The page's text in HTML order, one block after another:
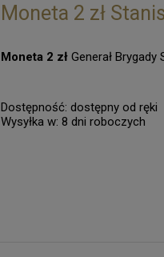
Moneta 2 zł
Moneta 2 złGenerał
Dostępność: dostępny od ręki
Wysyłka w: 8 dni roboczych